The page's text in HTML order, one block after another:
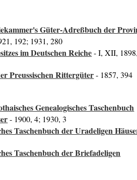
Güter-Adreßbuch der
192; 1931, 280
im Deutschen Reiche- I, XII,
Preussischen Rittergüter- 1857, 394
Genealogisches Taschenbuch
- 1900, 4; 1930, 3
Taschenbuch der Uradeligen
Taschenbuch der Briefadeligen